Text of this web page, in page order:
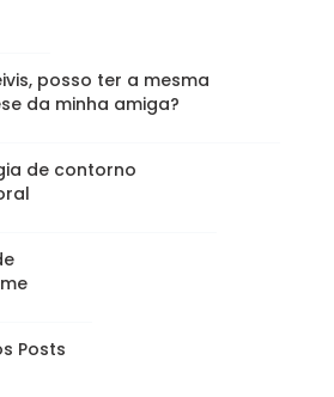
posso ter a mesma
da minha amiga?
de contorno
Posts